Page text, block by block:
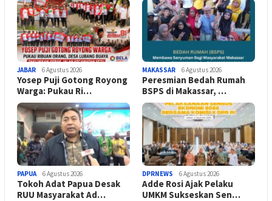
JABAR 6 Agustus 2026
Yosep Puji Gotong Royong
Warga: Pukau Ri…
MAKASSAR 6 Agustus 2026
Peresmian Bedah Rumah
BSPS di Makassar, …
PAPUA 6 Agustus 2026
Tokoh Adat Papua Desak
RUU Masyarakat Ad…
DPRNEWS 6 Agustus 2026
Adde Rosi Ajak Pelaku
UMKM Sukseskan Sen…